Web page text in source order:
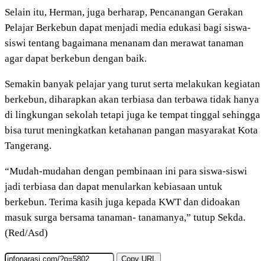
Selain itu, Herman, juga berharap, Pencanangan Gerakan
Pelajar Berkebun dapat menjadi media edukasi bagi siswa-
siswi tentang bagaimana menanam dan merawat tanaman
agar dapat berkebun dengan baik.
Semakin banyak pelajar yang turut serta melakukan kegiatan
berkebun, diharapkan akan terbiasa dan terbawa tidak hanya
di lingkungan sekolah tetapi juga ke tempat tinggal sehingga
bisa turut meningkatkan ketahanan pangan masyarakat Kota
Tangerang.
“Mudah-mudahan dengan pembinaan ini para siswa-siswi
jadi terbiasa dan dapat menularkan kebiasaan untuk
berkebun. Terima kasih juga kepada KWT dan didoakan
masuk surga bersama tanaman- tanamanya,” tutup Sekda.
(Red/Asd)
Copy URL